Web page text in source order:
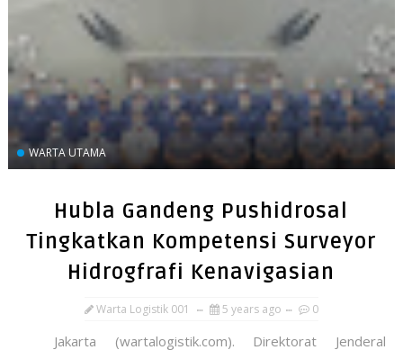
WARTA UTAMA
Hubla Gandeng Pushidrosal
Tingkatkan Kompetensi Surveyor
Hidrogfrafi Kenavigasian
Warta Logistik 001 5 years ago 0
Jakarta (wartalogistik.com). Direktorat Jenderal